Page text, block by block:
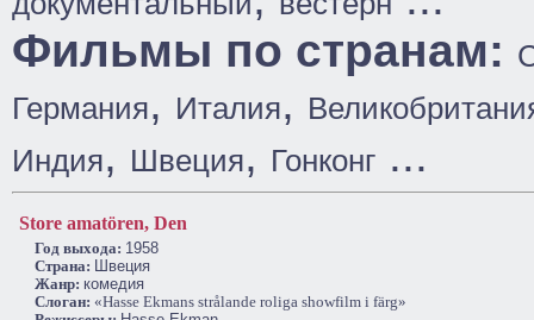
Фильмы по странам:
Германия, Италия,
Индия, Швеция, Гонконг ...
Store amatören, Den
Год выхода: 1958
Cтрана: Швеция
Жанр: комедия
Слоган: «Hasse Ekmans strålande roliga showfilm i färg»